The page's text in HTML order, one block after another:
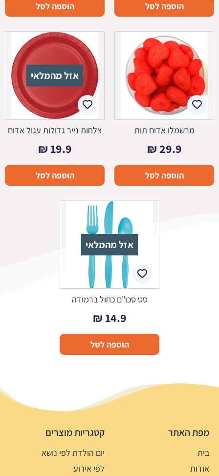
הוספה לסל הוספה לסל
מרשמלו אדום תות
29.9
₪
הוספה לסל
אזל מהמלאי
צלחות נייר גדולות עגול אדום
19.9
₪
הוספה לסל
אזל מהמלאי
סט סכו"ם כחול ברמודה
14.9
₪
הוספה לסל
מפת האתר
בית
אודות
קטגריות מוצרים
יום הולדת לפי נושא
לפי אירוע